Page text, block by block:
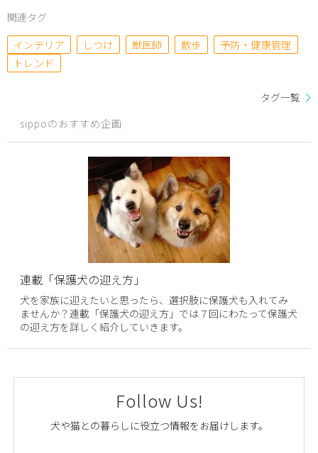
関連タグ
インテリア
しつけ 獣医師 散歩
予防・健康管理
トレンド
タグ一覧
sippoのおすすめ企画
連載「保護犬の迎え方」
犬を家族に迎えたいと思ったら、選択肢に保護犬も入れてみ
ませんか？連載「保護犬の迎え方」では７回にわたって保護犬
の迎え方を詳しく紹介していきます。
Follow Us!
犬や猫との暮らしに役立つ情報をお届けします。